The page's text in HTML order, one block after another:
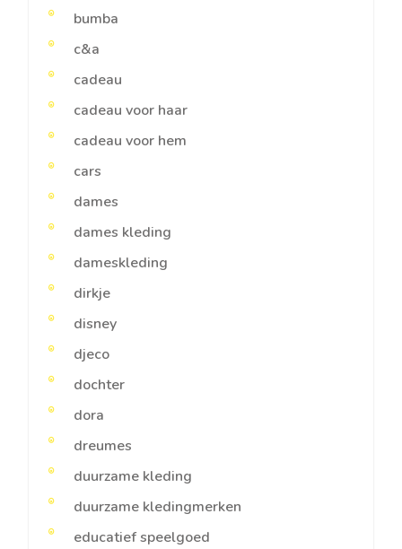
bumba
c&a
cadeau
cadeau voor haar
cadeau voor hem
cars
dames
dames kleding
dameskleding
dirkje
disney
djeco
dochter
dora
dreumes
duurzame kleding
duurzame kledingmerken
educatief speelgoed